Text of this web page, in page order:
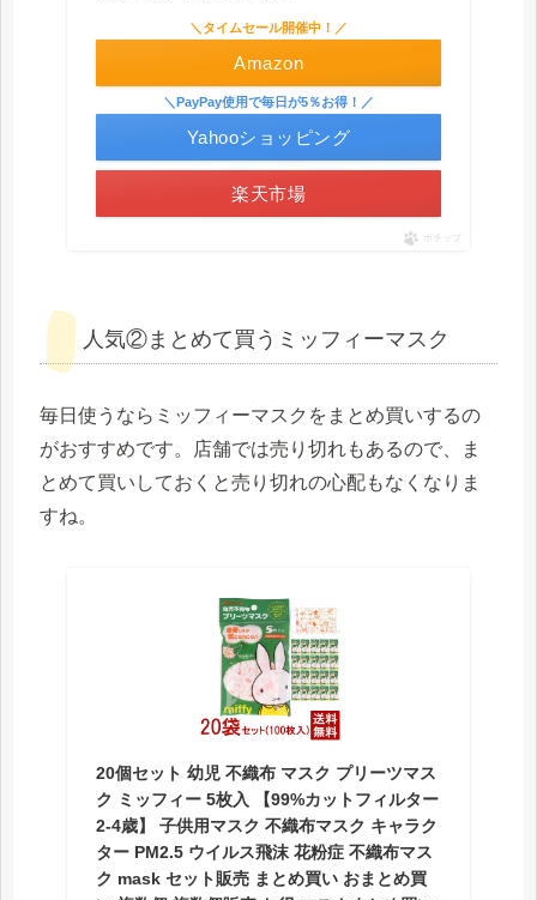
＼タイムセール開催中！／
Amazon
楽天市場
＼PayPay使用で毎日が5％お得！／
Yahooショッピング
ポチップ
人気②まとめて買うミッフィーマスク
毎日使うならミッフィーマスクをまとめ買いするの
がおすすめです。店舗では売り切れもあるので、ま
とめて買いしておくと売り切れの心配もなくなりま
すね。
20個セット 幼児 不織布 マスク プリーツマス
ク ミッフィー 5枚入 【99%カットフィルター
2-4歳】 子供用マスク 不織布マスク キャラク
ター PM2.5 ウイルス飛沫 花粉症 不織布マス
ク mask セット販売 まとめ買い おまとめ買